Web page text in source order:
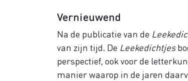
Vernieuwend
Na de publicatie van de
van zijn tijd. De Leekedichtjes
perspectief, ook voor de
manier waarop in de jaren